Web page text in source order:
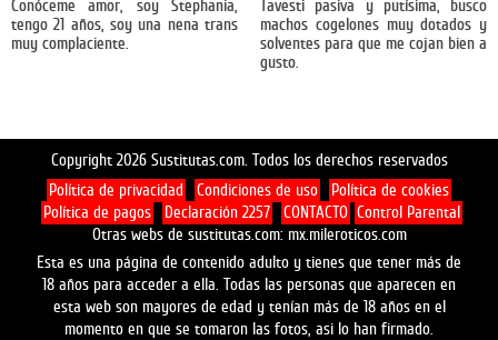
Conóceme amor, soy Stephania,
tengo 21 años, soy una nena trans
muy complaciente.
Tavesti pasiva y putísima, busco
machos cogelones muy dotados y
solventes para que me cojan bien a
gusto.
Copyright 2026 Sustitutas.com. Todos los derechos reservados
Política de privacidad
Condiciones de uso
Política de cookies
Política de pagos
Declaración 2257 CONTACTO Control Parental
Otras webs de sustitutas.com: mx.mileroticos.com
Esta es una página de contenido adulto y tienes que tener más de
18 años para acceder a ella. Todas las personas que aparecen en
esta web son mayores de edad y tenían más de 18 años en el
momento en que se tomaron las fotos, asi lo han firmado.